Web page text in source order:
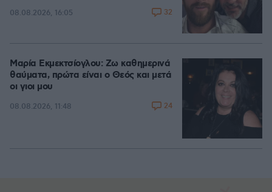
08.08.2026, 16:05 32
Μαρία Εκμεκτσίογλου: Ζω καθημερινά
θαύματα, πρώτα είναι ο Θεός και μετά
οι γιοι μου
08.08.2026, 11:48 24